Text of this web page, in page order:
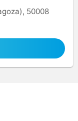
50008